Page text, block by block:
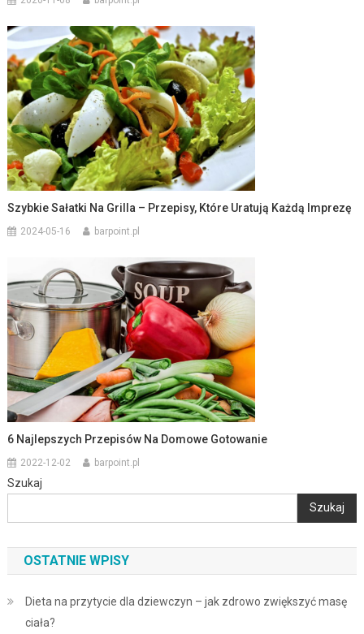
Szybkie Sałatki Na Grilla – Przepisy, Które Uratują Każdą Imprezę
2024-05-16 barpoint.pl
6 Najlepszych Przepisów Na Domowe Gotowanie
2022-12-02 barpoint.pl
Szukaj
Szukaj
OSTATNIE WPISY
Dieta na przytycie dla dziewczyn – jak zdrowo zwiększyć masę
ciała?